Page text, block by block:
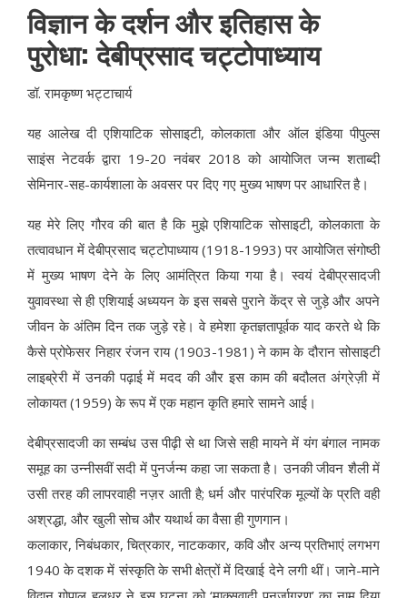
विज्ञान के दर्शन और इतिहास के
पुरोधा: देबीप्रसाद चट्टोपाध्याय
डॉ. रामकृष्ण भट्टाचार्य
यह आलेख दी एशियाटिक सोसाइटी, कोलकाता और ऑल इंडिया पीपुल्स
साइंस नेटवर्क द्वारा 19-20 नवंबर 2018 को आयोजित जन्म शताब्दी
सेमिनार-सह-कार्यशाला के अवसर पर दिए गए मुख्य भाषण पर आधारित है।
यह मेरे लिए गौरव की बात है कि मुझे एशियाटिक सोसाइटी, कोलकाता के
तत्वावधान में देबीप्रसाद चट्टोपाध्याय (1918-1993) पर आयोजित संगोष्ठी
में मुख्य भाषण देने के लिए आमंत्रित किया गया है। स्वयं देबीप्रसादजी
युवावस्था से ही एशियाई अध्ययन के इस सबसे पुराने केंद्र से जुड़े और अपने
जीवन के अंतिम दिन तक जुड़े रहे। वे हमेशा कृतज्ञतापूर्वक याद करते थे कि
कैसे प्रोफेसर निहार रंजन राय (1903-1981) ने काम के दौरान सोसाइटी
लाइब्रेरी में उनकी पढ़ाई में मदद की और इस काम की बदौलत अंग्रेज़ी में
लोकायत (1959) के रूप में एक महान कृति हमारे सामने आई।
देबीप्रसादजी का सम्बंध उस पीढ़ी से था जिसे सही मायने में यंग बंगाल नामक
समूह का उन्नीसवीं सदी में पुनर्जन्म कहा जा सकता है। उनकी जीवन शैली में
उसी तरह की लापरवाही नज़र आती है; धर्म और पारंपरिक मूल्यों के प्रति वही
अश्रद्धा, और खुली सोच और यथार्थ का वैसा ही गुणगान।
कलाकार, निबंधकार, चित्रकार, नाटककार, कवि और अन्य प्रतिभाएं लगभग
1940 के दशक में संस्कृति के सभी क्षेत्रों में दिखाई देने लगी थीं। जाने-माने